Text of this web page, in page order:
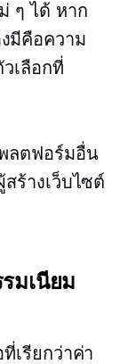
ๆ ได้ หาก
มีคือความ
เลือกที่
ลตฟอร์มอื่น
ร้างเว็บไซต์
มเนียม
เรียกว่าค่า